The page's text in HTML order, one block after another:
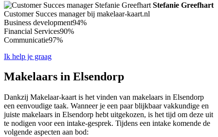
Stefanie Greefhart
Customer Succes manager bij makelaar-kaart.nl
Business development94%
Financial Services90%
Communicatie97%
Ik help je graag
Makelaars in Elsendorp
Dankzij Makelaar-kaart is het vinden van makelaars in Elsendorp
een eenvoudige taak. Wanneer je een paar blijkbaar vakkundige en
juiste makelaars in Elsendorp hebt uitgekozen, is het tijd om deze uit
te nodigen voor een intake-gesprek. Tijdens een intake komende de
volgende aspecten aan bod: